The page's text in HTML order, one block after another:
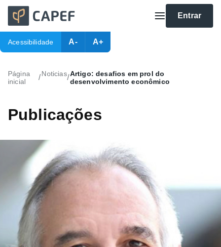
Entrar
Acessibilidade A- A+
Página
inicial
/Noticias/Artigo: desafios em prol do
desenvolvimento econômico
Publicações